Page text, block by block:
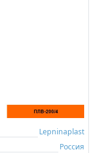
Lepninaplast
Россия